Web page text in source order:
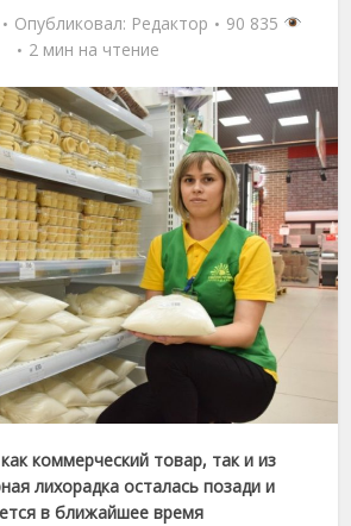
Опубликовал: Редактор
90 835
2 мин на чтение
коммерческий товар, так и из
лихорадка осталась позади и
в ближайшее время